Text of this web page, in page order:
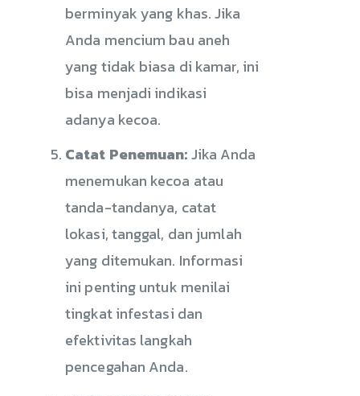
berminyak yang khas. Jika
Anda mencium bau aneh
yang tidak biasa di kamar, ini
bisa menjadi indikasi
adanya kecoa.
Catat Penemuan:Jika Anda
menemukan kecoa atau
tanda-tandanya, catat
lokasi, tanggal, dan jumlah
yang ditemukan. Informasi
ini penting untuk menilai
tingkat infestasi dan
efektivitas langkah
pencegahan Anda.